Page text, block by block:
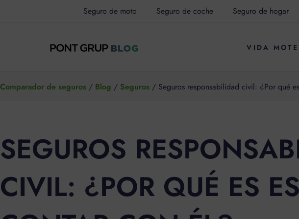
Seguro de moto Seguro de coche Seguro de hogar
VIDA
Comparador de seguros / Blog / Seguros / Seguros responsabilidad civil: ¿Por qué
SEGUROS
CIVIL: ¿POR QUÉ ES